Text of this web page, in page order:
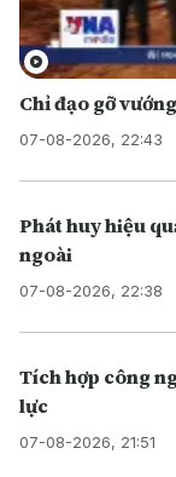
Chỉ đạo gỡ
07-08-2026, 22:43
Phát huy hiệu
ngoài
07-08-2026, 22:38
Tích hợp công
lực
07-08-2026, 21:51